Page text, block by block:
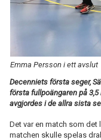
Emma Persson i ett avslut
Decenniets första seger,
första fullpoängaren på
avgjordes i de allra sista
Det var en match som det
matchen skulle spelas